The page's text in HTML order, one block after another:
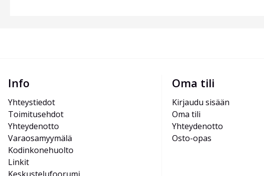
Info
Yhteystiedot
Toimitusehdot
Yhteydenotto
Varaosamyymälä
Kodinkonehuolto
Linkit
Oma tili
Kirjaudu sisään
Oma tili
Yhteydenotto
Osto-opas